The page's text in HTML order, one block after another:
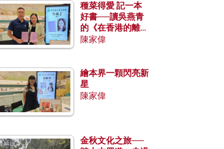
種菜得愛 記一本
好書──讀吳燕青
的《在香港的離島
種菜》
陳家偉
繪本界一顆閃亮新
星
陳家偉
金秋文化之旅──